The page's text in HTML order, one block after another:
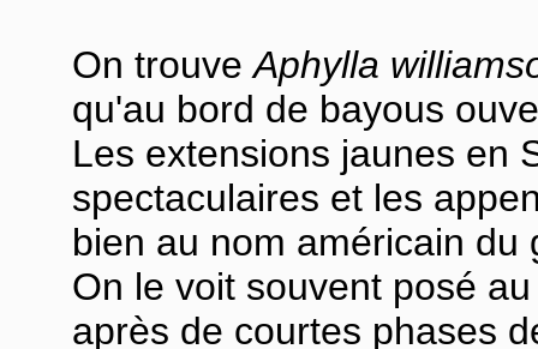
On trouveAphylla
qu'au bord de bayous
Les extensions jaunes en
spectaculaires et les
bien au nom américain du
On le voit souvent posé
après de courtes phases